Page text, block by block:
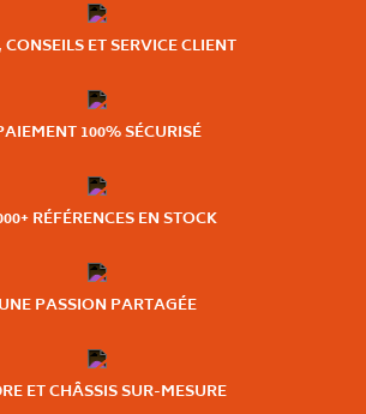
ET SERVICE CLIENT
100% SÉCURISÉ
RÉFÉRENCES EN STOCK
UNE PASSION PARTAGÉE
ET CHÂSSIS SUR-MESURE